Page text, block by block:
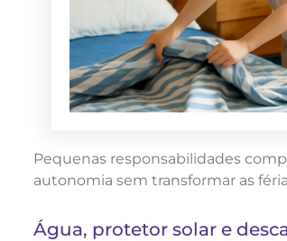
Pequenas responsabilidades
autonomia sem transformar as
Água, protetor solar e